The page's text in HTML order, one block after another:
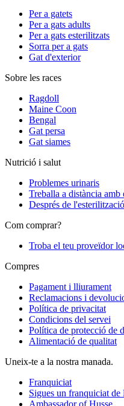
Per a gatets
Per a gats adults
Per a gats esterilitzats
Sorra per a gats
Gat d'exterior
Sobre les races
Ragdoll
Maine Coon
Bengal
Gat persa
Gat siames
Nutrició i salut
Problemes urinaris
Treballa a distància amb
Després de l'esterilització
Com comprar?
Troba el teu proveïdor
Compres
Pagament i lliurament
Reclamacions i
Política de privacitat
Condicions del servei
Política de protecció de
Alimentació de qualitat
Uneix-te a la nostra manada.
Franquiciat
Sigues un franquiciat de